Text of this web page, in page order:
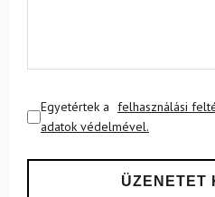
Egyetértek a felhasználási
adatok védelmével.